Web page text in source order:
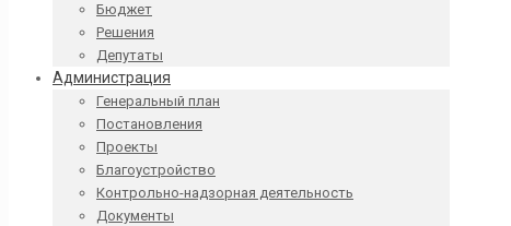
Бюджет
Решения
Депутаты
Администрация
Генеральный план
Постановления
Проекты
Благоустройство
Контрольно-надзорная деятельность
Документы